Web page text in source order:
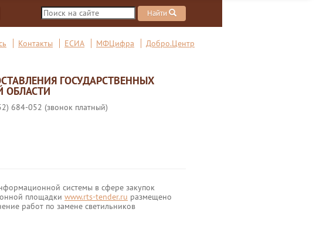
Найти
Контакты ЕСИА МФЦифра Добро.Центр
ГОСУДАРСТВЕННЫХ
ОБЛАСТИ
684-052 (звонок платный)
системы в сфере закупок
площадки www.rts-tender.ru размещено
работ по замене светильников